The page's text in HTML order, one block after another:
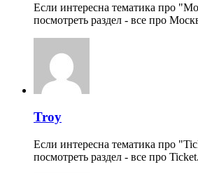
Если интересна тематика про
посмотреть раздел - все про
Troy
Если интересна тематика про
посмотреть раздел - все про